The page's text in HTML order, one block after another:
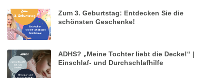
Zum 3. Geburtstag: Entdecken Sie die
schönsten Geschenke!
ADHS? „Meine Tochter liebt die Decke!“ |
Einschlaf- und Durchschlafhilfe